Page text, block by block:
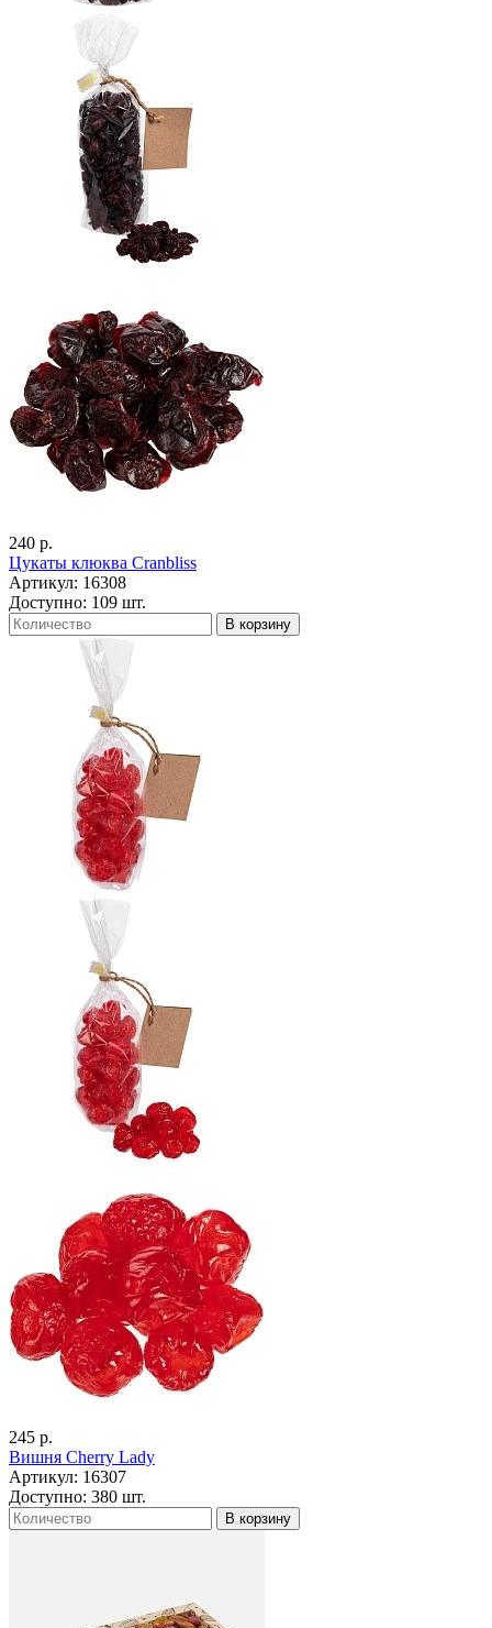
240 р.
Цукаты клюква Cranbliss
Артикул: 16308
Доступно: 109 шт.
В корзину
245 р.
Вишня Cherry Lady
Артикул: 16307
Доступно: 380 шт.
В корзину